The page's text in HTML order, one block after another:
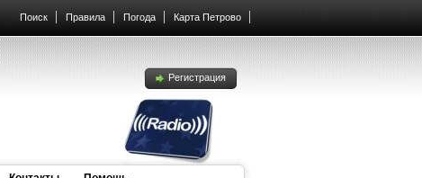
Поиск Правила Погода Карта Петрово
Регистрация